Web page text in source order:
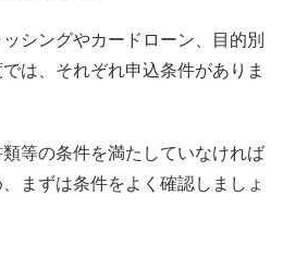
シングやカードローン、目的別
は、それぞれ申込条件がありま
等の条件を満たしていなければ
まずは条件をよく確認しましょ